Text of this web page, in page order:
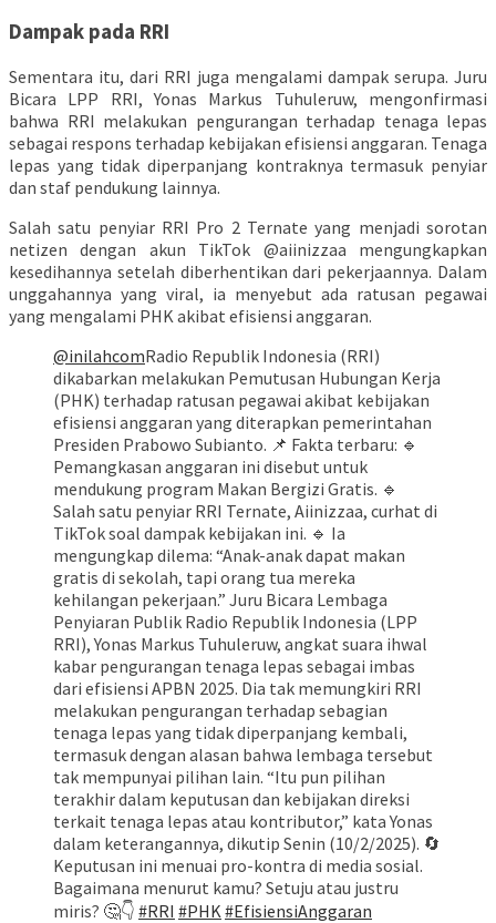
Dampak pada RRI
Sementara itu, dari RRI juga mengalami dampak serupa. Juru
Bicara LPP RRI, Yonas Markus Tuhuleruw, mengonfirmasi
bahwa RRI melakukan pengurangan terhadap tenaga lepas
sebagai respons terhadap kebijakan efisiensi anggaran. Tenaga
lepas yang tidak diperpanjang kontraknya termasuk penyiar
dan staf pendukung lainnya.
Salah satu penyiar RRI Pro 2 Ternate yang menjadi sorotan
netizen dengan akun TikTok @aiinizzaa mengungkapkan
kesedihannya setelah diberhentikan dari pekerjaannya. Dalam
unggahannya yang viral, ia menyebut ada ratusan pegawai
yang mengalami PHK akibat efisiensi anggaran.
@inilahcomRadio Republik Indonesia (RRI)
dikabarkan melakukan Pemutusan Hubungan Kerja
(PHK) terhadap ratusan pegawai akibat kebijakan
efisiensi anggaran yang diterapkan pemerintahan
Presiden Prabowo Subianto. 📌 Fakta terbaru: 🔹
Pemangkasan anggaran ini disebut untuk
mendukung program Makan Bergizi Gratis. 🔹
Salah satu penyiar RRI Ternate, Aiinizzaa, curhat di
TikTok soal dampak kebijakan ini. 🔹 Ia
mengungkap dilema: “Anak-anak dapat makan
gratis di sekolah, tapi orang tua mereka
kehilangan pekerjaan.” Juru Bicara Lembaga
Penyiaran Publik Radio Republik Indonesia (LPP
RRI), Yonas Markus Tuhuleruw, angkat suara ihwal
kabar pengurangan tenaga lepas sebagai imbas
dari efisiensi APBN 2025. Dia tak memungkiri RRI
melakukan pengurangan terhadap sebagian
tenaga lepas yang tidak diperpanjang kembali,
termasuk dengan alasan bahwa lembaga tersebut
tak mempunyai pilihan lain. “Itu pun pilihan
terakhir dalam keputusan dan kebijakan direksi
terkait tenaga lepas atau kontributor,” kata Yonas
dalam keterangannya, dikutip Senin (10/2/2025). 🔄
Keputusan ini menuai pro-kontra di media sosial.
Bagaimana menurut kamu? Setuju atau justru
miris? 🤔👇 #RRI #PHK #EfisiensiAnggaran